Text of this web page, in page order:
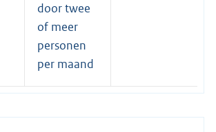
door twee
of meer
personen
per maand